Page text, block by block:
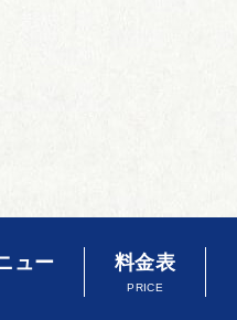
ュー 料金表
PRICE